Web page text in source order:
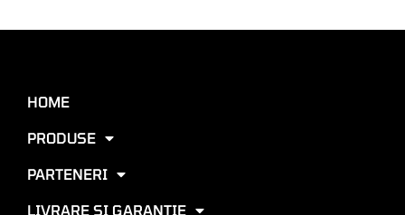
HOME
PRODUSE
PARTENERI
LIVRARE SI GARANTIE